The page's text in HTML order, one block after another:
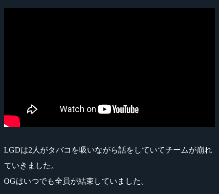
LGDは2人がタバコを吸いながら話をしていてチームが崩れ
ていきました。
OGはいつでも全員が結束していました。